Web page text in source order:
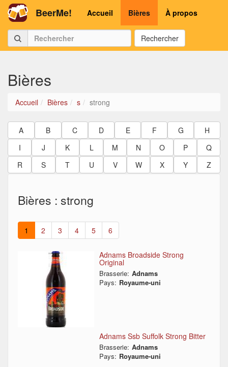
BeerMe! Accueil Bières À propos
Rechercher
Bières
Accueil Bières s strong
A B C D E F G
H
I
J K L M N O P
Q
R
S T U V W X Y Z
Bières : strong
1 2 3 4 5 6
Adnams Broadside Strong
Original
Brasserie: Adnams
Pays: Royaume-uni
Adnams Ssb Suffolk Strong Bitter
Brasserie: Adnams
Pays: Royaume-uni